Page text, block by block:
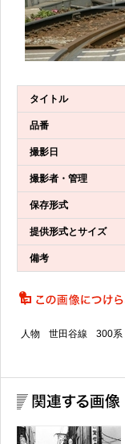
タイトル
品番
撮影日
撮影者・管理
保存形式
提供形式とサイズ
備考
人物 世田谷線 300系